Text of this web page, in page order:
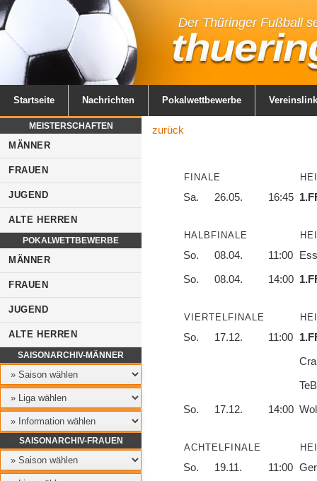
Startseite Nachrichten Pokalwettbewerbe
MEISTERSCHAFTEN
MÄNNER
FRAUEN
JUGEND
ALTE HERREN
POKALWETTBEWERBE
MÄNNER
FRAUEN
JUGEND
ALTE HERREN
SAISONARCHIV-MÄNNER
SAISONARCHIV-FRAUEN
zurück
FINALE
Sa. 26.05. 16:45
HALBFINALE
So. 08.04. 11:00
So.
08.04. 14:00
VIERTELFINALE
So. 17.12. 11:00
So.
17.12. 14:00
ACHTELFINALE
So. 19.11. 11:00